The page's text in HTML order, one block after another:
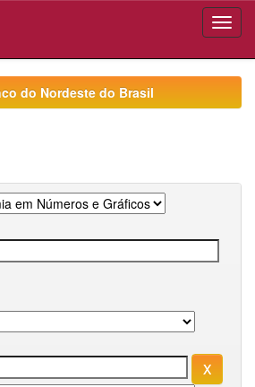
do Nordeste do Brasil